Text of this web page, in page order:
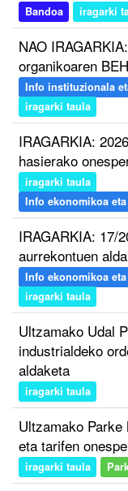
Bandoa iragarki
NAO
organikoaren
Info instituzionala
iragarki taula
IRAGARKIA:
hasierako
iragarki taula
Info ekonomikoa
IRAGARKIA: 17/
aurrekontuen
Info ekonomikoa
iragarki taula
Ultzamako Udal
industrialdeko
aldaketa
iragarki taula
Ultzamako
eta tarifen
iragarki taula